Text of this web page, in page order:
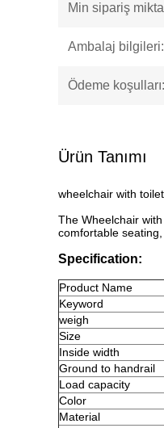
Min sipariş
Ambalaj bilgileri:
Ödeme koşulları:
Ürün Tanımı
wheelchair with
The Wheelchair
comfortable
Specification:
Product Name
Keyword
weigh
Size
Inside width
Ground to handrail
Load capacity
Color
Material